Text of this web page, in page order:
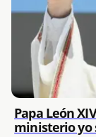
Papa León
ministerio yo